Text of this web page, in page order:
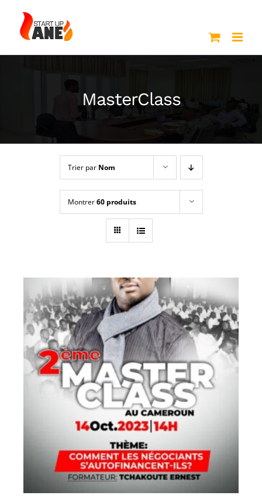
contenu
MasterClass
Trier par Nom
Montrer60 produits